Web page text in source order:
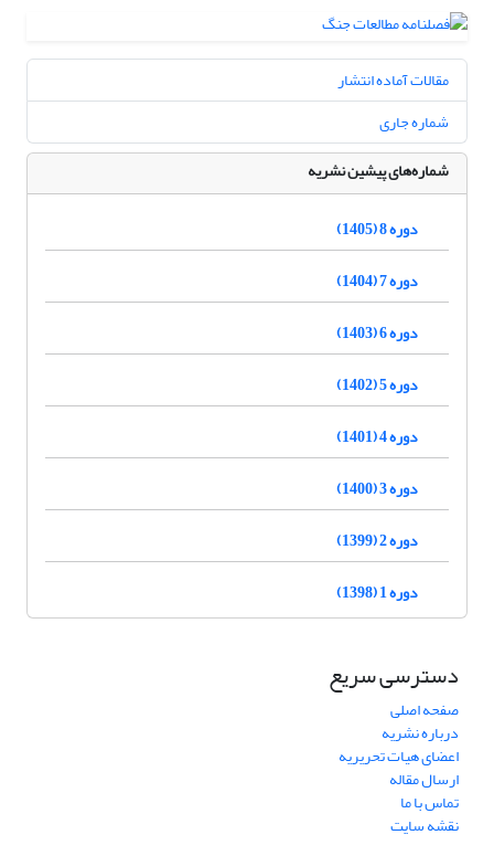
مقالات آماده انتشار
شماره جاری
شماره‌های پیشین نشریه
دوره 8 (1405)
دوره 7 (1404)
دوره 6 (1403)
دوره 5 (1402)
دوره 4 (1401)
دوره 3 (1400)
دوره 2 (1399)
دوره 1 (1398)
دسترسی سریع
صفحه اصلی
درباره نشریه
اعضای هیات تحریریه
ارسال مقاله
تماس با ما
نقشه سایت